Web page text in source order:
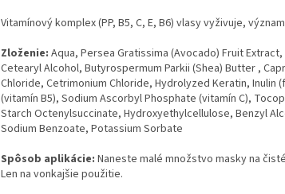
Vitamínový komplex (PP, B5, C, E, B6) vlasy vyživuje,
Zloženie: Aqua, Persea Gratissima (Avocado) Fruit
Cetearyl Alcohol, Butyrospermum Parkii (Shea) Butter ,
Chloride, Сetrimonium Chloride, Hydrolyzed Keratin, Inulin
(vitamín В5), Sodium Ascorbyl Phosphate (vitamín С),
Starch Octenylsuccinate, Hydroxyethylcellulose, Benzyl
Sodium Benzoate, Potassium Sorbate
Spôsob aplikácie: Naneste malé množstvo masky na
Len na vonkajšie použitie.